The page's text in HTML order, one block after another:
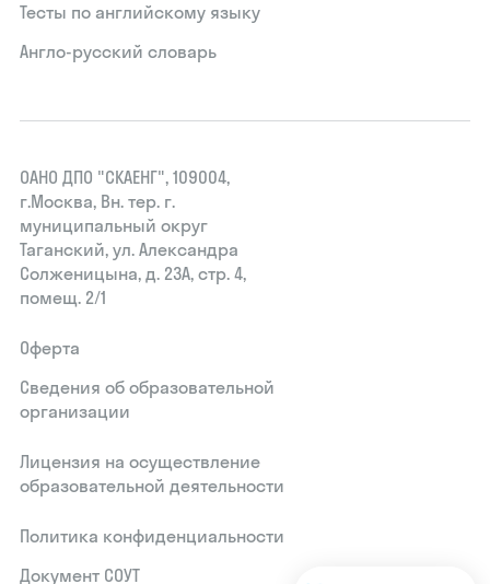
Тесты по английскому языку
Англо-русский словарь
ОАНО ДПО "СКАЕНГ", 109004,
г.Москва, Вн. тер. г.
муниципальный округ
Таганский, ул. Александра
Солженицына, д. 23А, стр. 4,
помещ. 2/1
Оферта
Сведения об образовательной
организации
Лицензия на осуществление
образовательной деятельности
Политика конфиденциальности
Документ СОУТ